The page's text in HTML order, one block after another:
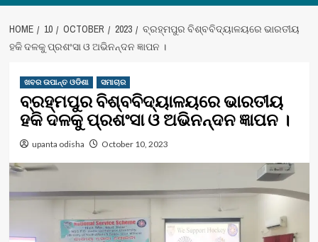
HOME 10 OCTOBER 2023
ବ୍ରହ୍ମପୁର ବିଶ୍ବବିଦ୍ୟାଳୟରେ ଭାରତୀୟ
ହକି ଦଳକୁ ପ୍ରଶଂସା ଓ ଅଭିନନ୍ଦନ ଜ୍ଞାପନ ।
ଖବର ଉପାନ୍ତ ଓଡିଶା ସମାଚାର
ବ୍ରହ୍ମପୁର ବିଶ୍ବବିଦ୍ୟାଳୟରେ ଭାରତୀୟ
ହକି ଦଳକୁ ପ୍ରଶଂସା ଓ ଅଭିନନ୍ଦନ ଜ୍ଞାପନ ।
upanta odisha October 10, 2023